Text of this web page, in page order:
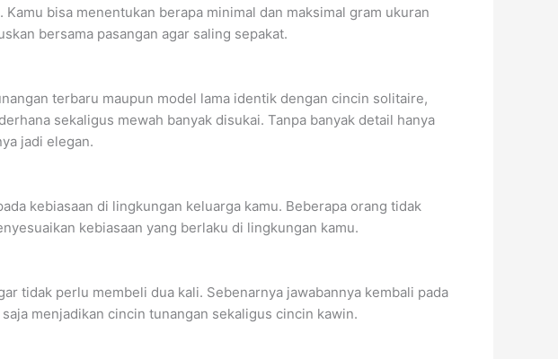
bisa menentukan berapa minimal dan maksimal gram ukuran
bersama pasangan agar saling sepakat.
terbaru maupun model lama identik dengan cincin solitaire,
sekaligus mewah banyak disukai. Tanpa banyak detail hanya
jadi elegan.
kebiasaan di lingkungan keluarga kamu. Beberapa orang tidak
kebiasaan yang berlaku di lingkungan kamu.
tidak perlu membeli dua kali. Sebenarnya jawabannya kembali pada
menjadikan cincin tunangan sekaligus cincin kawin.